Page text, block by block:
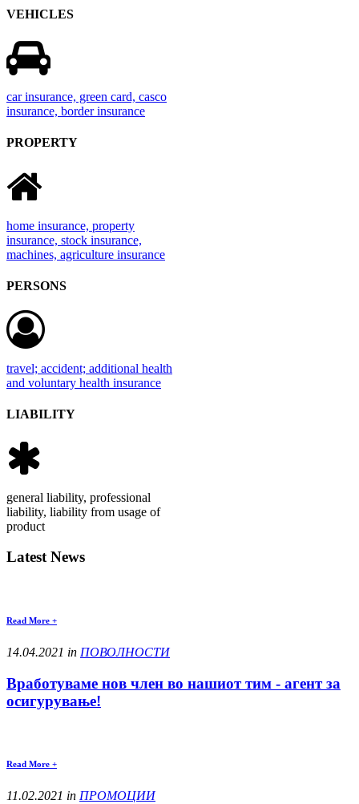
VEHICLES
car insurance, green card, casco
insurance, border insurance
PROPERTY
home insurance, property
insurance, stock insurance,
machines, agriculture insurance
PERSONS
travel; accident; additional health
and voluntary health insurance
LIABILITY
general liability, professional
liability, liability from usage of
product
Latest News
Read More +
14.04.2021 in ПОВОЛНОСТИ
Вработуваме нов член во нашиот тим - агент за
осигурување!
Read More +
11.02.2021 in ПРОМОЦИИ